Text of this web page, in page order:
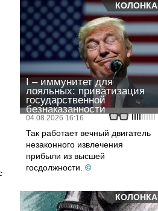
КОЛОНКА
I – иммунитет для
лояльных: приватизация
государственной
безнаказанности
04.08.2026 16:16
Так работает вечный двигатель
незаконного извлечения
прибыли из высшей
госдолжности. ©
КОЛОНКА